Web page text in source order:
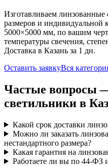
Изготавливаем линзованные
размеров и
5000×5000 мм, по вашим
температуры свечения,
Доставка в Казань за 1 дн.
Оставить заявкуВся
Частые вопросы
светильники в
Какой срок доставки
Можно ли заказать
нестандартного размера?
Какая гарантия на
Работаете ли вы по 44-ФЗ